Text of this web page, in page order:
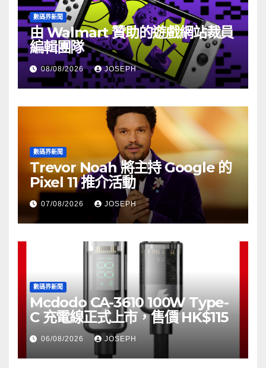
數碼界新聞
由 Walmart 贊助的遊戲網站裁員
編輯團隊
08/08/2026 JOSEPH
數碼界新聞
Trevor Noah 將主持 Google 的
Pixel 11 推介活動
07/08/2026 JOSEPH
數碼界新聞
Mcdodo CA-3610 100W Type-
C 充電線正式上市，售價 HK$115
06/08/2026 JOSEPH